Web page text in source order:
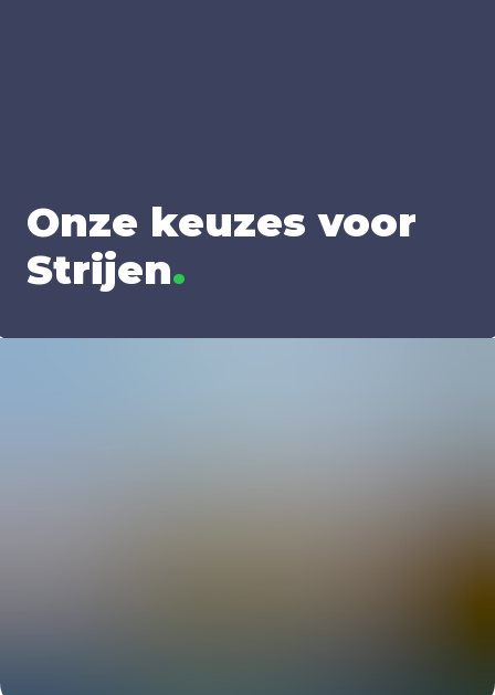
Onze keu­zes voor
Strij­en.